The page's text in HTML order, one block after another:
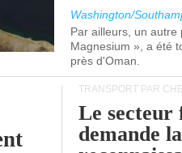
Washington/
Par ailleurs, un autre
Magnesium », a été
près d'Oman.
TRANSPORT PAR
Le
demande la